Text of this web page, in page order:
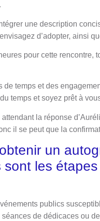
une description
d’adopter, ainsi
pour cette
de temps et des
temps et soyez prêt à
la réponse
il se peut que la
un
les
publics
de dédicaces ou